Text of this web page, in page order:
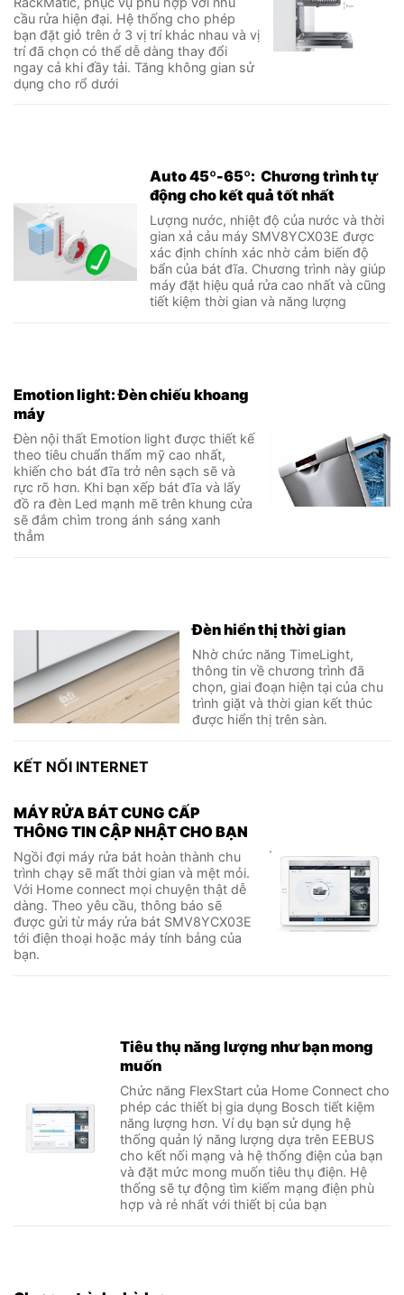
cầu rửa hiện đại. Hệ thống cho phép
bạn đặt giỏ trên ở 3 vị trí khác nhau và vị
trí đã chọn có thể dễ dàng thay đổi
ngay cả khi đầy tải. Tăng không gian sử
dụng cho rổ dưới
Auto 45º-65º: Chương trình tự
động cho kết quả tốt nhất
Lượng nước, nhiệt độ của nước và thời
gian xả cảu máy SMV8YCX03E được
xác định chính xác nhờ cảm biến độ
bẩn của bát đĩa. Chương trình này giúp
máy đặt hiệu quả rửa cao nhất và cũng
tiết kiệm thời gian và năng lượng
Emotion light: Đèn chiếu khoang
máy
Đèn nội thất Emotion light được thiết kế
theo tiêu chuẩn thẩm mỹ cao nhất,
khiến cho bát đĩa trở nên sạch sẽ và
rực rõ hơn. Khi bạn xếp bát đĩa và lấy
đồ ra đèn Led mạnh mẽ trên khung cửa
sẽ đắm chìm trong ánh sáng xanh
thẳm
Đèn hiển thị thời gian
Nhờ chức năng TimeLight,
thông tin về chương trình đã
chọn, giai đoạn hiện tại của chu
trình giặt và thời gian kết thúc
được hiển thị trên sàn.
KẾT NỐI INTERNET
MÁY RỬA BÁT CUNG CẤP
THÔNG TIN CẬP NHẬT CHO BẠN
Ngồi đợi máy rửa bát hoàn thành chu
trình chạy sẽ mất thời gian và mệt mỏi.
Với Home connect mọi chuyện thật dễ
dàng. Theo yêu cầu, thông báo sẽ
được gửi từ máy rửa bát SMV8YCX03E
tới điện thoại hoặc máy tính bảng của
bạn.
.
Tiêu thụ năng lượng như bạn mong
muốn
Chức năng FlexStart của Home Connect cho
phép các thiết bị gia dụng Bosch tiết kiệm
năng lượng hơn. Ví dụ bạn sử dụng hệ
thống quản lý năng lượng dựa trên EEBUS
cho kết nối mạng và hệ thống điện của bạn
và đặt mức mong muốn tiêu thụ điện. Hệ
thống sẽ tự động tìm kiếm mạng điện phù
hợp và rẻ nhất với thiết bị của bạn